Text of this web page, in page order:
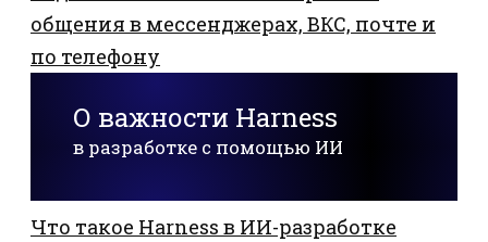
общения в мессенджерах, ВКС, почте и
по телефону
О важности Harness
в разработке с помощью ИИ
Что такое Harness в ИИ-разработке